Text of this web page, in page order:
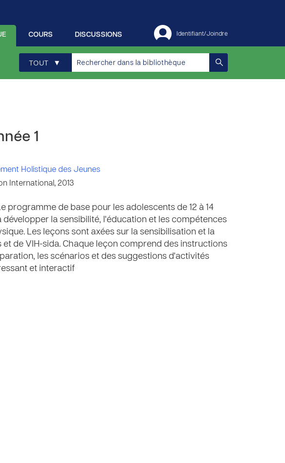
Identifiant/Joindre
DISCUSSIONS
COURS
TOUT ▾
1
Holistique des Jeunes
International, 2013
programme de base pour les adolescents de 12 à 14
la sensibilité, l'éducation et les compétences
Les leçons sont axées sur la sensibilisation et la
de VIH-sida. Chaque leçon comprend des instructions
les scénarios et des suggestions d'activités
et interactif